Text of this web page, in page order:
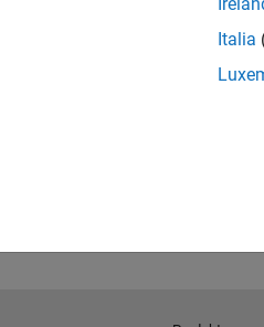
Parallel Computing
Italia